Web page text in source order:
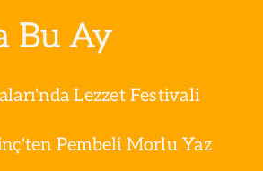
Bu Ay
Lezzet Festivali
Pembeli Morlu Yaz